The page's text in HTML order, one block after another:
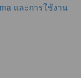
และการใช้งาน